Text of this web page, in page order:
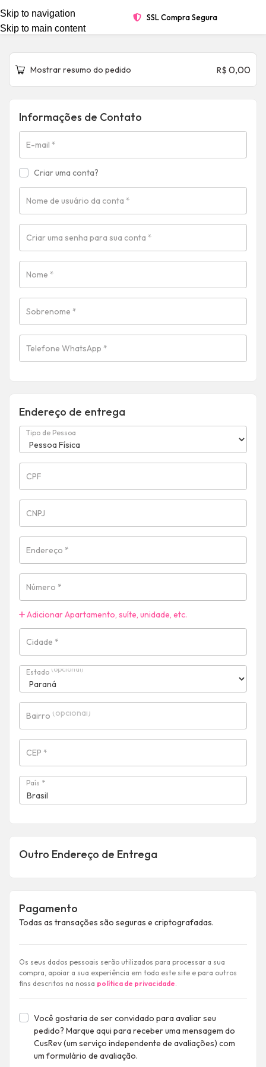
Skip to navigation
Skip to main content
SSL Compra Segura
Mostrar resumo do pedido R$ 0,00
Informações de Contato
E-mail *
Criar uma conta?
Nome de usuário da conta *
Criar uma senha para sua conta *
Nome *
Sobrenome *
Telefone WhatsApp *
Endereço de entrega
Tipo de Pessoa
CPF
CNPJ
Endereço *
Número *
Adicionar Apartamento, suíte, unidade, etc.
Cidade *
Estado (opcional)
Bairro (opcional)
CEP *
País *
Brasil
Outro Endereço de Entrega
Pagamento
Todas as transações são seguras e criptografadas.
Os seus dados pessoais serão utilizados para processar a sua
compra, apoiar a sua experiência em todo este site e para outros
fins descritos na nossa política de privacidade.
Você gostaria de ser convidado para avaliar seu
pedido? Marque aqui para receber uma mensagem do
CusRev (um serviço independente de avaliações) com
um formulário de avaliação.